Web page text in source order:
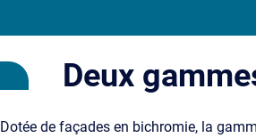
Deux
Dotée de façades en bichromie, la